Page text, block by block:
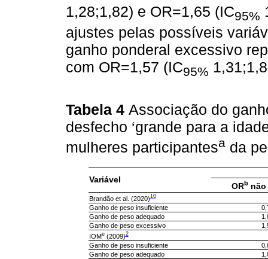
1,28;1,82) e OR=1,65 (IC95%
ajustes pelas possíveis
ganho ponderal excessivo
com OR=1,57 (IC95%
Tabela 4 Associação do
desfecho ‘grande para a
mulheres participantesa da
Variável
ORbnão
Brandão et al. (2020)10
Ganho de peso insuficiente
Ganho de peso adequado
Ganho de peso excessivo
IOMe(2009)2
Ganho de peso insuficiente
Ganho de peso adequado